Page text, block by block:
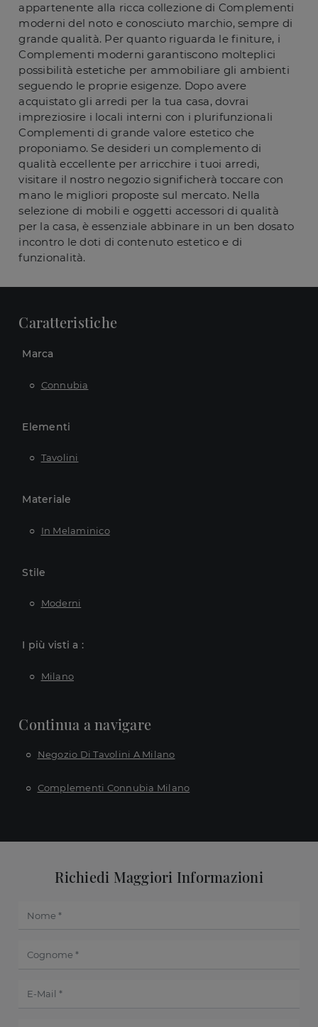
appartenente alla ricca collezione di Complementi
moderni del noto e conosciuto marchio, sempre di
grande qualità. Per quanto riguarda le finiture, i
Complementi moderni garantiscono molteplici
possibilità estetiche per ammobiliare gli ambienti
seguendo le proprie esigenze. Dopo avere
acquistato gli arredi per la tua casa, dovrai
impreziosire i locali interni con i plurifunzionali
Complementi di grande valore estetico che
proponiamo. Se desideri un complemento di
qualità eccellente per arricchire i tuoi arredi,
visitare il nostro negozio significherà toccare con
mano le migliori proposte sul mercato. Nella
selezione di mobili e oggetti accessori di qualità
per la casa, è essenziale abbinare in un ben dosato
incontro le doti di contenuto estetico e di
funzionalità.
Caratteristiche
Marca
Connubia
Elementi
Tavolini
Materiale
In Melaminico
Stile
Moderni
I più visti a :
Milano
Continua a navigare
Negozio Di Tavolini A Milano
Complementi Connubia Milano
Richiedi Maggiori Informazioni